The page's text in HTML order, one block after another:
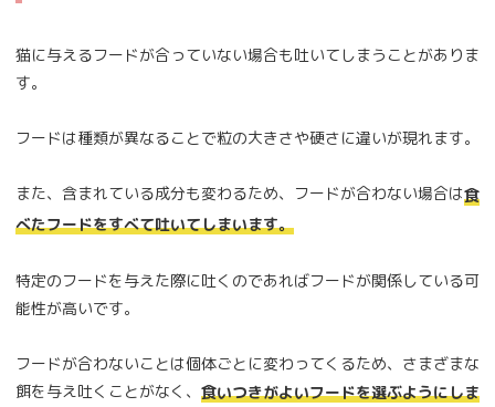
猫に与えるフードが合っていない場合も吐いてしまうことがありま
す。
フードは種類が異なることで粒の大きさや硬さに違いが現れます。
また、含まれている成分も変わるため、フードが合わない場合は食
べたフードをすべて吐いてしまいます。
特定のフードを与えた際に吐くのであればフードが関係している可
能性が高いです。
フードが合わないことは個体ごとに変わってくるため、さまざまな
餌を与え吐くことがなく、 食いつきがよいフードを選ぶようにしま